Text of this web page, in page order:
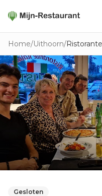
Zoeken
In de buurt
Ontdek
Keukens
Foodwall
Reviews
Home/Uithoorn/
Gesloten